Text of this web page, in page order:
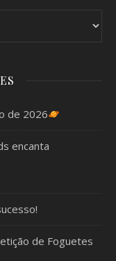
de 2026
encanta
de Foguetes